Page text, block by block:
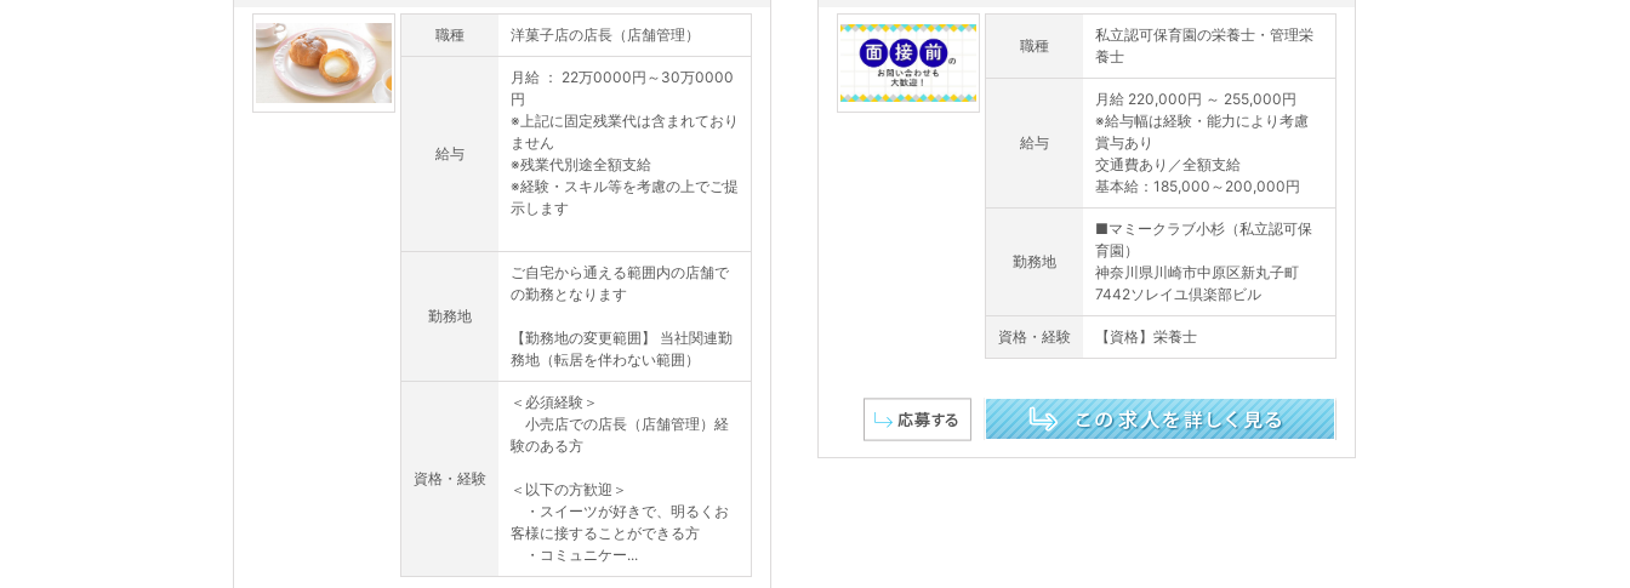
職種 洋菓子店の店長（店舗管理）
給与
月給 ： 22万0000円～30万0000
円
※上記に固定残業代は含まれており
ません
※残業代別途全額支給
※経験・スキル等を考慮の上でご提
示します
勤務地
ご自宅から通える範囲内の店舗で
の勤務となります
【勤務地の変更範囲】 当社関連勤
務地（転居を伴わない範囲）
資格・経験
＜必須経験＞
小売店での店長（店舗管理）経
験のある方
＜以下の方歓迎＞
・スイーツが好きで、明るくお
客様に接することができる方
・コミュニケー...
職種
私立認可保育園の栄養士・管理栄
養士
給与
月給 220,000円 ～ 255,000円
※給与幅は経験・能力により考慮
賞与あり
交通費あり／全額支給
基本給：185,000～200,000円
勤務地
■マミークラブ小杉（私立認可保
育園）
神奈川県川崎市中原区新丸子町
7442ソレイユ倶楽部ビル
資格・経験 【資格】栄養士